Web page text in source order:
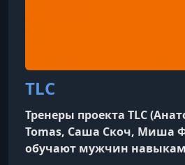
TLC
Тренеры проекта TLC
Tomas, Саша Скоч, Миша
обучают мужчин